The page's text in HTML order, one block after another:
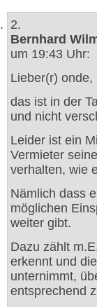
2.
Bernhard
um 19:43 Uhr:
Lieber(r) onde,
das ist in der
und nicht
Leider ist ein
Vermieter
verhalten, wie
Nämlich dass
möglichen
weiter gibt.
Dazu zählt
erkennt und
unternimmt,
entsprechend